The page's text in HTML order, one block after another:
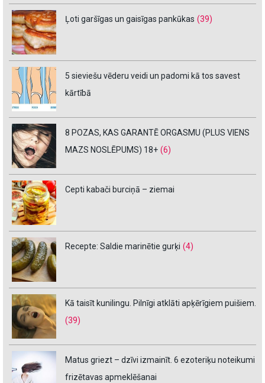
Ļoti garšīgas un gaisīgas pankūkas (39)
5 sieviešu vēderu veidi un padomi kā tos savest
kārtībā
8 POZAS, KAS GARANTĒ ORGASMU (PLUS VIENS
MAZS NOSLĒPUMS) 18+ (6)
Cepti kabači burciņā – ziemai
Recepte: Saldie marinētie gurķi (4)
Kā taisīt kunilingu. Pilnīgi atklāti apķērīgiem puišiem.
(39)
Matus griezt – dzīvi izmainīt. 6 ezoteriķu noteikumi
frizētavas apmeklēšanai